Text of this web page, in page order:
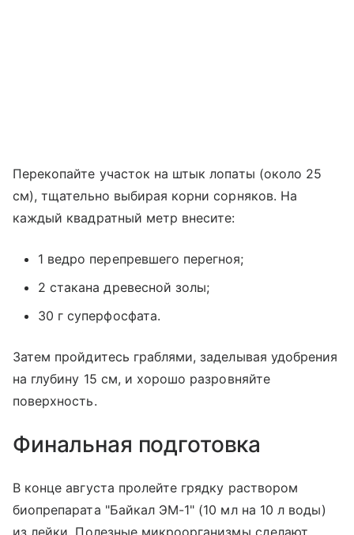
Перекопайте участок на штык лопаты (около 25
см), тщательно выбирая корни сорняков. На
каждый квадратный метр внесите:
1 ведро перепревшего перегноя;
2 стакана древесной золы;
30 г суперфосфата.
Затем пройдитесь граблями, заделывая удобрения
на глубину 15 см, и хорошо разровняйте
поверхность.
Финальная подготовка
В конце августа пролейте грядку раствором
биопрепарата "Байкал ЭМ-1" (10 мл на 10 л воды)
из лейки. Полезные микроорганизмы сделают